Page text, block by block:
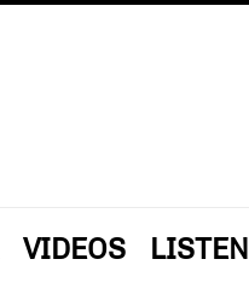
VIDEOS LISTEN